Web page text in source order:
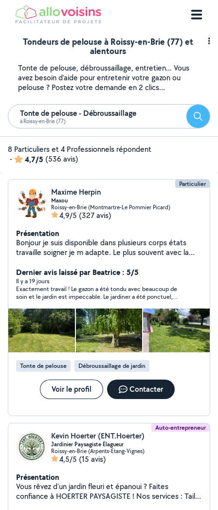
Tondeurs de pelouse à Roissy-en-Brie (77) et
alentours
Tonte de pelouse, débroussaillage, entretien... Vous
avez besoin d'aide pour entretenir votre gazon ou
pelouse ? Postez votre demande en 2 clics...
Tonte de pelouse - Débroussaillage
à Roissy-en-Brie (77)
8 Particuliers et 4 Professionnels répondent
-
4,7/5 (536 avis)
Particulier
Maxime Herpin
Maxou
Roissy-en-Brie (Montmartre-Le Pommier Picard)
4,9/5 (327 avis)
Présentation
Bonjour je suis disponible dans plusieurs corps états
travaille soigner je m adapte. Le plus souvent avec la
en week-end. N hésiter pas à faire apelle a moi pour les
petits travaux de la maisons. Ainsi que pour votre jardin.
Et aussi si vous avez les toilettes bouchées au zéro six
/cinquante neuf /quatre vingt quatorze /zéro sept
/cinquante neuf
Dernier avis laissé par Beatrice : 5/5
Il y a 19 jours
Exactement travail ! Le gazon a été tondu avec beaucoup de
soin et le jardin est impeccable. Le jardiner a été ponctuel,
je recommande vivement ses services. Merci encore pour
votre excellent travail et à bientôt
Tonte de pelouse Débroussaillage de jardin
Voir le profil Contacter
Auto-entrepreneur
Kevin Hoerter (ENT.Hoerter)
Jardinier Paysagiste Élagueur
Roissy-en-Brie (Arpents-Etang-Vignes)
4,5/5 (15 avis)
Présentation
Vous rêvez d'un jardin fleuri et épanoui ? Faites
confiance à HOERTER PAYSAGISTE ! Nos services : Taille